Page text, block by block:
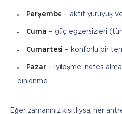
Perşembe – aktif yürüyüş
Cuma – güç egzersizleri
Cumartesi – konforlu bir
Pazar – iyileşme: nefes
dinlenme.
Eğer zamanınız kısıtlıysa, her